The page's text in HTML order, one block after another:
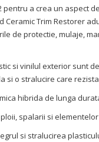
pentru a crea un aspect
Ceramic Trim Restorer
de protectie, mulaje,
si vinilul exterior sunt
si o stralucire care
hibrida de lunga
spalarii si
si stralucirea